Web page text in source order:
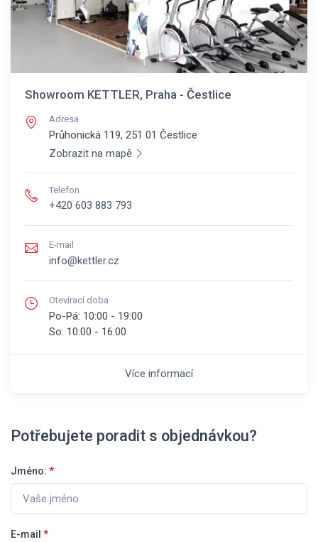
Showroom KETTLER, Praha - Čestlice
Adresa
Průhonická 119, 251 01 Čestlice
Zobrazit na mapě
Telefon
+420 603 883 793
E-mail
info@kettler.cz
Otevírací doba
Po-Pá: 10:00 - 19:00
So: 10:00 - 16:00
Více informací
Potřebujete poradit s objednávkou?
Jméno: *
E-mail *